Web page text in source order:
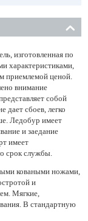
изготовленная по
характеристиками,
приемлемой ценой.
внимание
собой
сбоев, легко
Ледобур имеет
и заедание
имеет
срок службы.
коваными ножами,
и
Мягкие,
В стандартную